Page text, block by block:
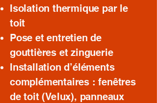
Isolation thermique par le
toit
Pose et entretien de
gouttières et zinguerie
Installation d’éléments
complémentaires : fenêtres
de toit (Velux), panneaux